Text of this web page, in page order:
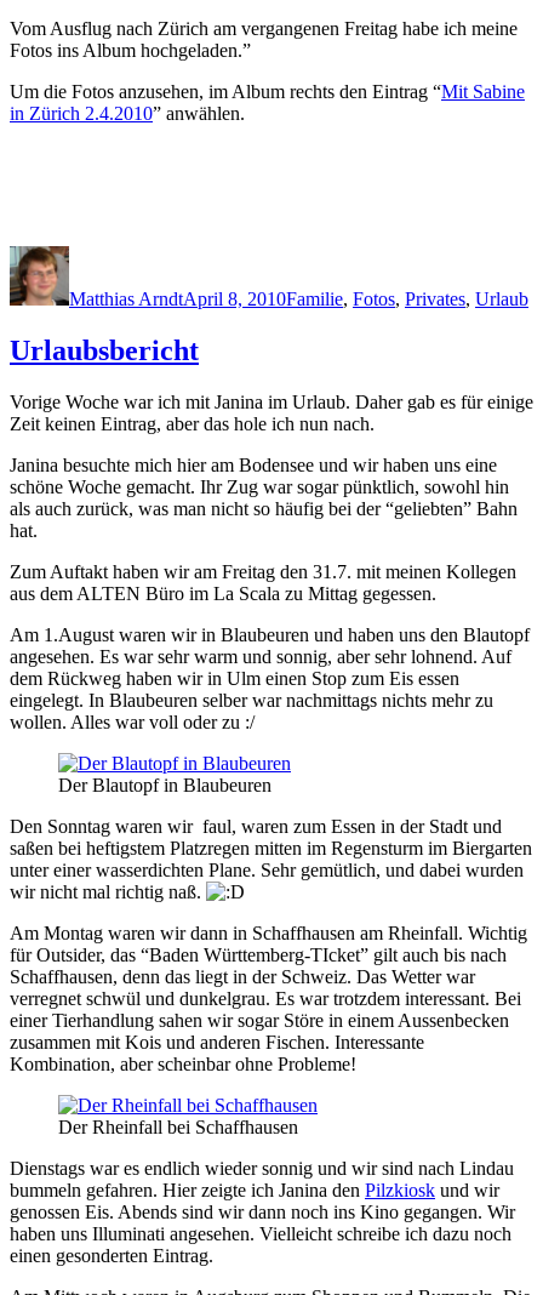
Vom Ausflug nach Zürich am vergangenen Freitag habe ich meine
Fotos ins Album hochgeladen.”
Um die Fotos anzusehen, im Album rechts den Eintrag “Mit Sabine
in Zürich 2.4.2010” anwählen.
Author
Matthias ArndtApril 8, 2010Familie, Fotos, Privates, Urlaub
Urlaubsbericht
Vorige Woche war ich mit Janina im Urlaub. Daher gab es für einige
Zeit keinen Eintrag, aber das hole ich nun nach.
Janina besuchte mich hier am Bodensee und wir haben uns eine
schöne Woche gemacht. Ihr Zug war sogar pünktlich, sowohl hin
als auch zurück, was man nicht so häufig bei der “geliebten” Bahn
hat.
Zum Auftakt haben wir am Freitag den 31.7. mit meinen Kollegen
aus dem ALTEN Büro im La Scala zu Mittag gegessen.
Am 1.August waren wir in Blaubeuren und haben uns den Blautopf
angesehen. Es war sehr warm und sonnig, aber sehr lohnend. Auf
dem Rückweg haben wir in Ulm einen Stop zum Eis essen
eingelegt. In Blaubeuren selber war nachmittags nichts mehr zu
wollen. Alles war voll oder zu :/
Der Blautopf in Blaubeuren
Den Sonntag waren wir faul, waren zum Essen in der Stadt und
saßen bei heftigstem Platzregen mitten im Regensturm im Biergarten
unter einer wasserdichten Plane. Sehr gemütlich, und dabei wurden
wir nicht mal richtig naß.
Am Montag waren wir dann in Schaffhausen am Rheinfall. Wichtig
für Outsider, das “Baden Württemberg-TIcket” gilt auch bis nach
Schaffhausen, denn das liegt in der Schweiz. Das Wetter war
verregnet schwül und dunkelgrau. Es war trotzdem interessant. Bei
einer Tierhandlung sahen wir sogar Störe in einem Aussenbecken
zusammen mit Kois und anderen Fischen. Interessante
Kombination, aber scheinbar ohne Probleme!
Der Rheinfall bei Schaffhausen
Dienstags war es endlich wieder sonnig und wir sind nach Lindau
bummeln gefahren. Hier zeigte ich Janina den Pilzkiosk und wir
genossen Eis. Abends sind wir dann noch ins Kino gegangen. Wir
haben uns Illuminati angesehen. Vielleicht schreibe ich dazu noch
einen gesonderten Eintrag.